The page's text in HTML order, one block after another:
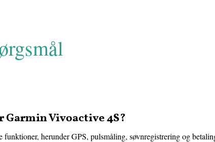
Vivoactive 4S?
herunder GPS, pulsmåling, søvnregistrering og